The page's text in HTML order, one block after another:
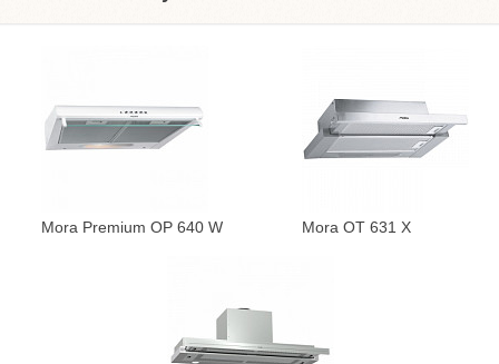
Mora Premium OP 640 W Mora OT 631 X